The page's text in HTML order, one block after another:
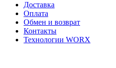
Доставка
Оплата
Обмен и возврат
Контакты
Технологии WORX